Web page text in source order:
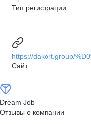
Тип регистрации
https://dakort.group/
Сайт
Dream Job
Отзывы о компании